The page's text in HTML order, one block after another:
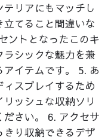
リアにもマッチし
てること間違いな
ントとなったこのキ
ラシックな魅力を兼
イテムです。 5. あ
スプレイするため
ッシュな収納ソリ
さい。 6. アクセサ
きり収納できるデザ